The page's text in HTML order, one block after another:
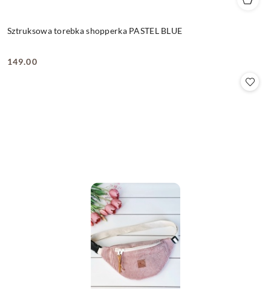
Sztruksowa torebka shopperka PASTEL BLUE
Cena:
149.00